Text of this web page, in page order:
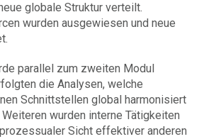
globale Struktur verteilt.
wurden ausgewiesen und neue
parallel zum zweiten Modul
die Analysen, welche
Schnittstellen global harmonisiert
wurden interne Tätigkeiten
Sicht effektiver anderen